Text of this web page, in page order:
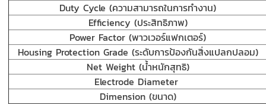
Duty Cycle (ความสามารถในการทำงาน)
Efficiency (ประสิทธิภาพ)
Power Factor (พาวเวอร์แฟกเตอร์)
Housing Protection Grade (ระดับการป้องกันสิ่งแปลกปลอม)
Net Weight (น้ำหนักสุทธิ)
Electrode Diameter
Dimension (ขนาด)